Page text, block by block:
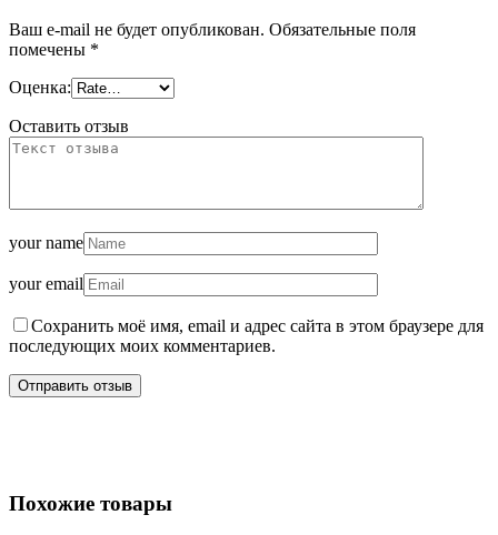
Ваш e-mail не будет опубликован. Обязательные поля
помечены *
Оценка:
Оставить отзыв
your name
your email
Сохранить моё имя, email и адрес сайта в этом браузере для
последующих моих комментариев.
Похожие товары